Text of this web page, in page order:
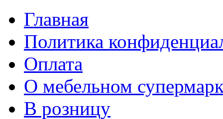
Главная
Политика
Оплата
О мебельном
В розницу